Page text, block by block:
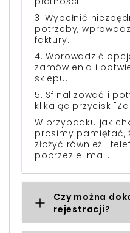
3. Wypełnić
potrzeby,
faktury.
4. Wprowadzić
zamówienia i
sklepu.
5. Sfinalizować i
klikając przycisk
W przypadku
prosimy pamiętać,
złożyć również i
poprzez e-mail.
Czy można
rejestracji?